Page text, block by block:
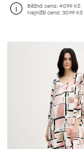
Běžná cena:4099 Kč
Nejnižší cena:3099 Kč